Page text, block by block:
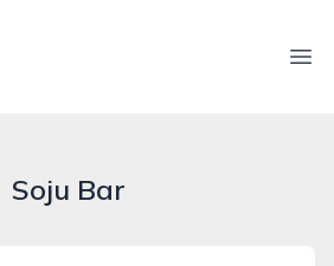
Soju Bar